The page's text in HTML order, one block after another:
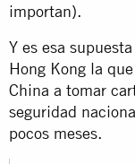
importan).
Y es esa
Hong Kong la
China a tomar
seguridad
pocos meses.